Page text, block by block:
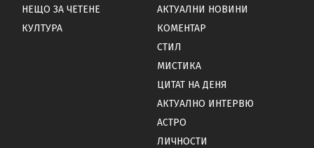
НЕЩО ЗА ЧЕТЕНЕ
КУЛТУРА
АКТУАЛНИ НОВИНИ
КОМЕНТАР
СТИЛ
МИСТИКА
ЦИТАТ НА ДЕНЯ
АКТУАЛНО ИНТЕРВЮ
АСТРО
ЛИЧНОСТИ